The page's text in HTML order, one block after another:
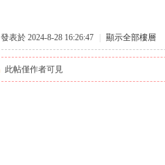
發表於 2024-8-28 16:26:47 顯示全部樓層
此帖僅作者可見